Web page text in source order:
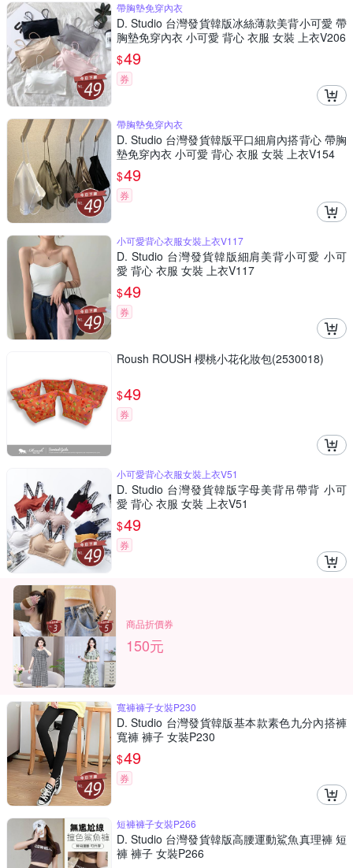
帶胸墊免穿內衣
D. Studio 台灣發貨韓版冰絲薄款美背小可愛 帶
胸墊免穿內衣 小可愛 背心 衣服 女裝 上衣V206
$49
券
帶胸墊免穿內衣
D. Studio 台灣發貨韓版平口細肩內搭背心 帶胸
墊免穿內衣 小可愛 背心 衣服 女裝 上衣V154
$49
券
小可愛背心衣服女裝上衣V117
D. Studio 台灣發貨韓版細肩美背小可愛 小可
愛 背心 衣服 女裝 上衣V117
$49
券
Roush ROUSH 櫻桃小花化妝包(2530018)
$49
券
小可愛背心衣服女裝上衣V51
D. Studio 台灣發貨韓版字母美背吊帶背 小可
愛 背心 衣服 女裝 上衣V51
$49
券
商品折價券
150元
寬褲褲子女裝P230
D. Studio 台灣發貨韓版基本款素色九分內搭褲
寬褲 褲子 女裝P230
$49
券
短褲褲子女裝P266
D. Studio 台灣發貨韓版高腰運動鯊魚真理褲 短
褲 褲子 女裝P266